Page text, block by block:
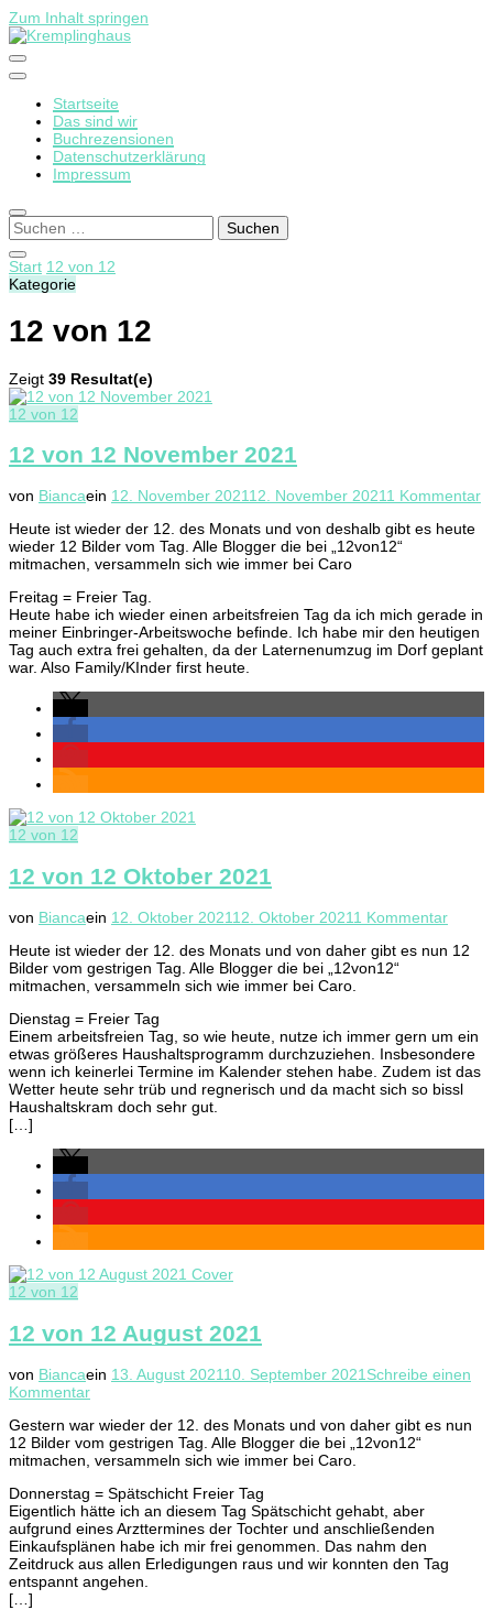
Zum Inhalt springen
Kremplinghaus
Startseite
Das sind wir
Buchrezensionen
Datenschutzerklärung
Impressum
Suchen
nach:
Start 12 von 12
Kategorie
12 von 12
Zeigt 39 Resultat(e)
12 von 12
12 von 12 November 2021
von Biancaein 12. November 202112. November 20211 Kommentar
Heute ist wieder der 12. des Monats und von deshalb gibt es heute
wieder 12 Bilder vom Tag. Alle Blogger die bei „12von12“
mitmachen, versammeln sich wie immer bei Caro
Freitag = Freier Tag.
Heute habe ich wieder einen arbeitsfreien Tag da ich mich gerade in
meiner Einbringer-Arbeitswoche befinde. Ich habe mir den heutigen
Tag auch extra frei gehalten, da der Laternenumzug im Dorf geplant
war. Also Family/KInder first heute.
12 von 12
12 von 12 Oktober 2021
von Biancaein 12. Oktober 202112. Oktober 20211 Kommentarzu
von
Heute ist wieder der 12. des Monats und von daher gibt es nun 12
Bilder vom gestrigen Tag. Alle Blogger die bei „12von12“
mitmachen, versammeln sich wie immer bei Caro.
Dienstag = Freier Tag
Einem arbeitsfreien Tag, so wie heute, nutze ich immer gern um ein
etwas größeres Haushaltsprogramm durchzuziehen. Insbesondere
wenn ich keinerlei Termine im Kalender stehen habe. Zudem ist das
Wetter heute sehr trüb und regnerisch und da macht sich so bissl
Haushaltskram doch sehr gut.
[…]
12 von 12
12 von 12 August 2021
von Biancaein 13. August 202110. September 2021 Schreibe einen
Kommentarzu
von
12
August
Gestern war wieder der 12. des Monats und von daher gibt es nun
12 Bilder vom gestrigen Tag. Alle Blogger die bei „12von12“
mitmachen, versammeln sich wie immer bei Caro.
Donnerstag = Spätschicht Freier Tag
Eigentlich hätte ich an diesem Tag Spätschicht gehabt, aber
aufgrund eines Arzttermines der Tochter und anschließenden
Einkaufsplänen habe ich mir frei genommen. Das nahm den
Zeitdruck aus allen Erledigungen raus und wir konnten den Tag
entspannt angehen.
[…]